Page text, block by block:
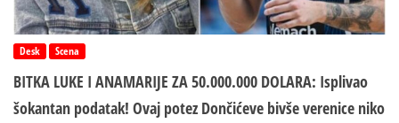
Desk Scena
BITKA LUKE I ANAMARIJE ZA 50.000.000 DOLARA: Isplivao
šokantan podatak! Ovaj potez Dončićeve bivše verenice niko